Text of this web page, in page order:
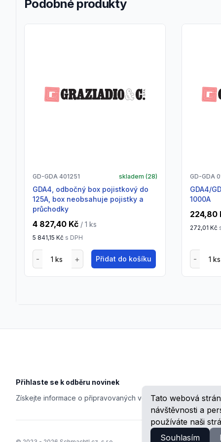
Tato webová
návštěvnosti a
používáte naši
Souhlasím
Podobné produkty
GD-GDA 401251 skladem (28)
GDA4, odbočný box pojistkový do
125A, box neobsahuje pojistky a
průchodky
4 827,40 Kč / 1 ks
5 841,15 Kč s DPH
Přidat do košíku
GD-GDA
GDA4/GDA5, držák sběrnice 250 -
1000A
224,80
272,01 Kč
Přihlaste se k odběru novinek
Získejte informace o připravovaných veletrzích, školeních,